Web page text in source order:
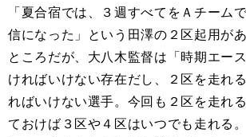
「夏合宿では、３週すべてをＡチーム
信になった」という田澤の２区起用が
ところだが、大八木監督は「時期エー
ければいけない存在だし、２区を走れ
ればいけない選手。今回も２区を走れ
ておけば３区や４区はいつでも走れる